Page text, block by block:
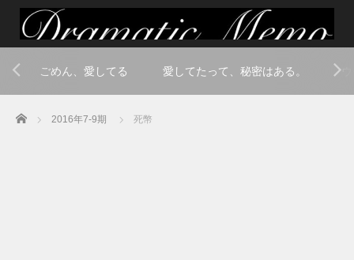
ごめん、愛してる 愛してたって、秘密はある。
Home 2016年7-9期 死幣